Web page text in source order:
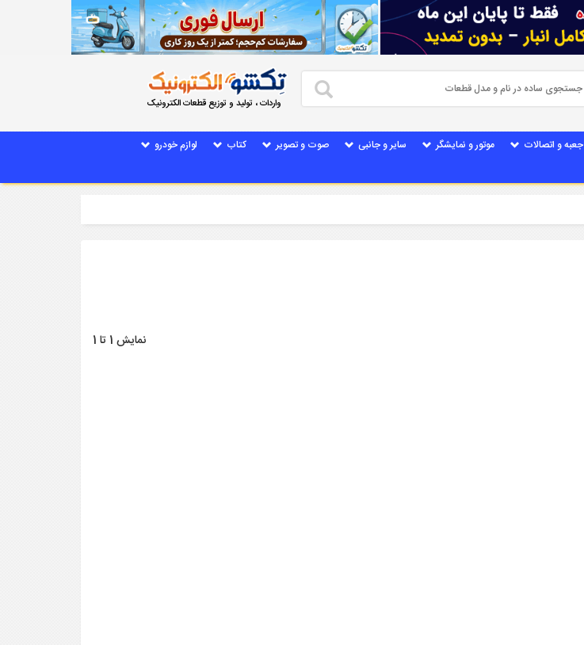
واردات ، تولید و توزیع قطعات الکترونیک
جعبه و اتصالات موتور و نمایشگر سایر و جانبی صوت و تصویر کتاب
لوازم خودرو
نمایش 1 تا 1